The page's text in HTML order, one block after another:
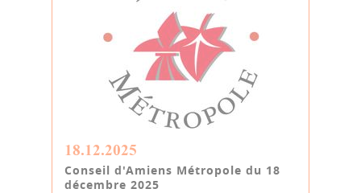
18.12.2025
Conseil d'Amiens Métropole du 18
décembre 2025